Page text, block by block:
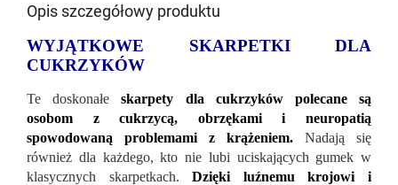
Opis szczegółowy produktu
WYJĄTKOWE SKARPETKI DLA
CUKRZYKÓW
Te doskonałeskarpety dla cukrzyków polecane są
osobom z cukrzycą, obrzękami i neuropatią
spowodowaną problemami z krążeniem. Nadają się
również dla każdego, kto nie lubi uciskających gumek w
klasycznych skarpetkach.Dzięki luźnemu krojowi i